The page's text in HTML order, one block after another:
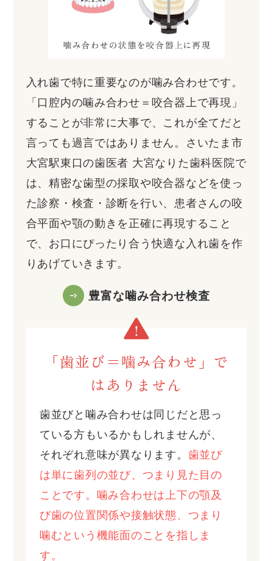
入れ歯で特に重要なのが噛み合わせです。
「口腔内の噛み合わせ＝咬合器上で再現」
することが非常に大事で、これが全てだと
言っても過言ではありません。さいたま市
大宮駅東口の歯医者 大宮なりた歯科医院で
は、精密な歯型の採取や咬合器などを使っ
た診察・検査・診断を行い、患者さんの咬
合平面や顎の動きを正確に再現すること
で、お口にぴったり合う快適な入れ歯を作
りあげていきます。
豊富な噛み合わせ検査
「歯並び＝噛み合わせ」で
はありません
歯並びと噛み合わせは同じだと思っ
ている方もいるかもしれませんが、
それぞれ意味が異なります。 歯並び
は単に歯列の並び、つまり見た目の
ことです。噛み合わせは上下の顎及
び歯の位置関係や接触状態、つまり
噛むという機能面のことを指しま
す。